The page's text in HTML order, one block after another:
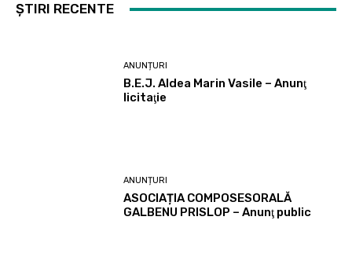
ȘTIRI RECENTE
ANUNȚURI
B.E.J. Aldea Marin Vasile – Anunţ
licitaţie
ANUNȚURI
ASOCIAȚIA COMPOSESORALĂ
GALBENU PRISLOP – Anunţ public